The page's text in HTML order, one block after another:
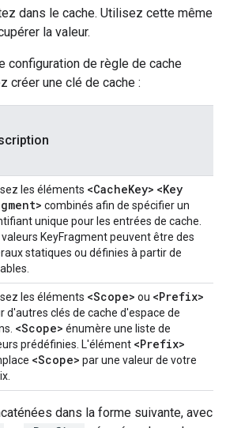
dans le cache. Utilisez cette même
la valeur.
configuration de règle de cache
créer une clé de cache :
les éléments <CacheKey> <Key
combinés afin de spécifier un
unique pour les entrées de cache.
valeurs KeyFragment peuvent être des
statiques ou définies à partir de
les éléments <Scope> ou <Prefix>
d'autres clés de cache d'espace de
<Scope> énumère une liste de
prédéfinies. L'élément <Prefix>
<Scope> par une valeur de votre
dans la forme suivante, avec